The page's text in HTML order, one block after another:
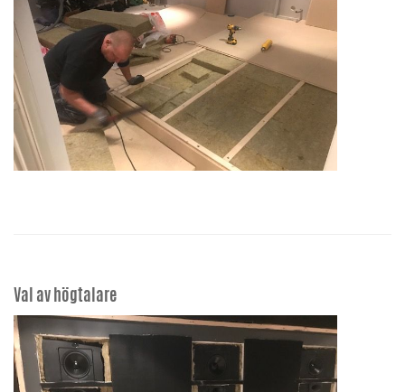
Val av högtalare